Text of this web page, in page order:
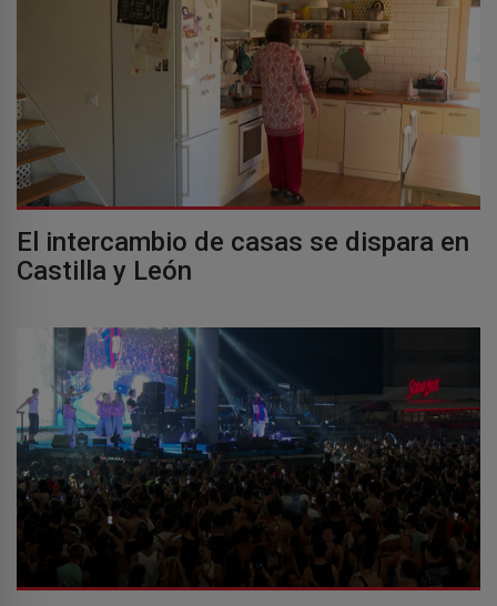
El intercambio de casas se dispara en
Castilla y León